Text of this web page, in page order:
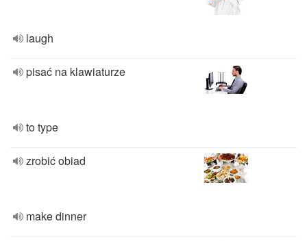
laugh
pisać na klawiaturze
to type
zrobić obiad
make dinner